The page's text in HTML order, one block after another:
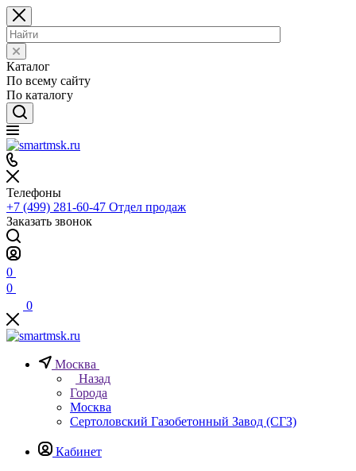
Каталог
По всему сайту
По каталогу
Телефоны
+7 (499) 281-60-47 Отдел продаж
Заказать звонок
0
0
0
Москва
Назад
Города
Москва
Сертоловский Газобетонный Завод (СГЗ)
Кабинет